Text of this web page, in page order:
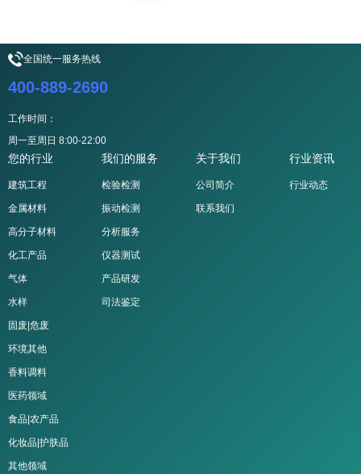
全国统一服务热线
400-889-2690
工作时间：
周一至周日 8:00-22:00
您的行业
建筑工程
金属材料
高分子材料
化工产品
气体
水样
固废|危废
环境其他
香料调料
医药领域
食品|农产品
化妆品|护肤品
其他领域
我们的服务
检验检测
振动检测
分析服务
仪器测试
产品研发
司法鉴定
关于我们
公司简介
联系我们
行业资讯
行业动态